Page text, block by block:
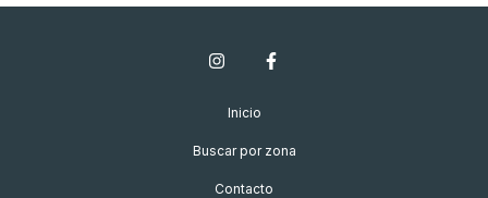
Inicio
Buscar por zona
Contacto